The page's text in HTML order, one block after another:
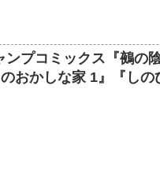
ンプコミックス『鵺の
おかしな家 1』『しの